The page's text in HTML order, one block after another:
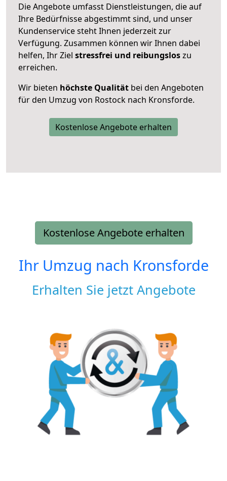
Die Angebote umfasst Dienstleistungen, die auf
Ihre Bedürfnisse abgestimmt sind, und unser
Kundenservice steht Ihnen jederzeit zur
Verfügung. Zusammen können wir Ihnen dabei
helfen, Ihr Ziel stressfrei und reibungsloszu
erreichen.
Wir bieten höchste Qualität bei den Angeboten
für den Umzug von Rostock nach Kronsforde.
Kostenlose Angebote erhalten
Kostenlose Angebote erhalten
Ihr Umzug nach Kronsforde
Erhalten Sie jetzt Angebote